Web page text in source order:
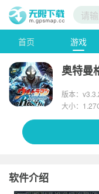
首页 游戏
奥特曼
版本：
大小：
软件介绍